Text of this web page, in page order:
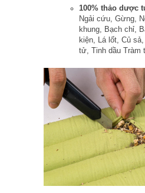
100% thảo dược
Ngải cứu, Gừng,
khung, Bạch chỉ,
kiện, Lá lốt, Củ
tử, Tinh dầu Tràm